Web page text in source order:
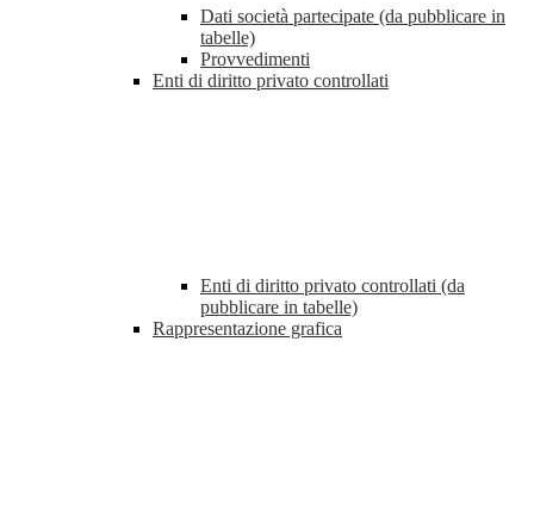
Dati società partecipate (da pubblicare in
tabelle)
Provvedimenti
Enti di diritto privato controllati
Enti di diritto privato controllati (da
pubblicare in tabelle)
Rappresentazione grafica